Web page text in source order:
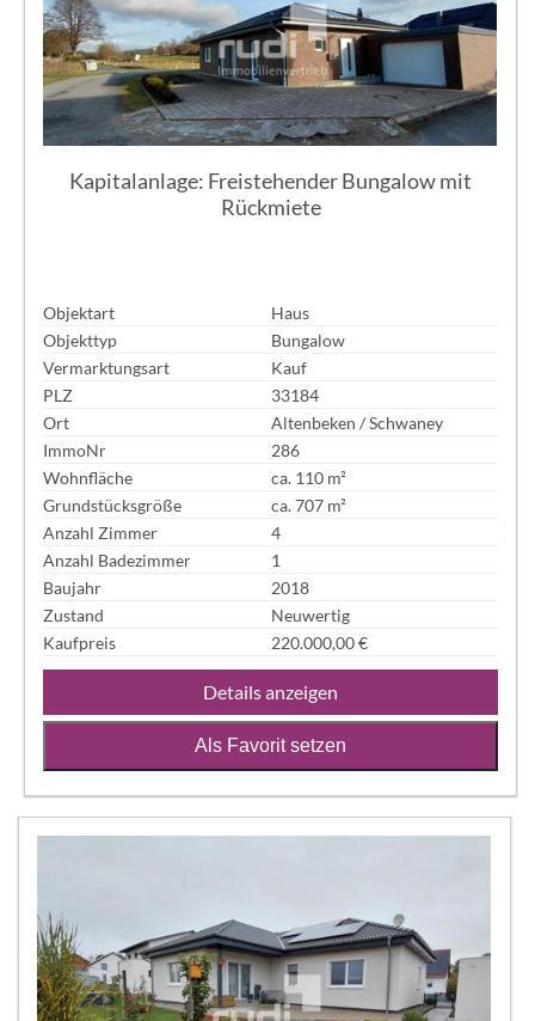
Kapitalanlage: Freistehender Bungalow mit
Rückmiete
Objektart
Haus
Objekttyp
Bungalow
Vermarktungsart
Kauf
PLZ
33184
Ort
Altenbeken / Schwaney
ImmoNr
286
Wohnfläche
ca. 110 m²
Grundstücksgröße
ca. 707 m²
Anzahl Zimmer
4
Anzahl Badezimmer
1
Baujahr
2018
Zustand
Neuwertig
Kaufpreis
220.000,00 €
Details anzeigen
Als Favorit setzen